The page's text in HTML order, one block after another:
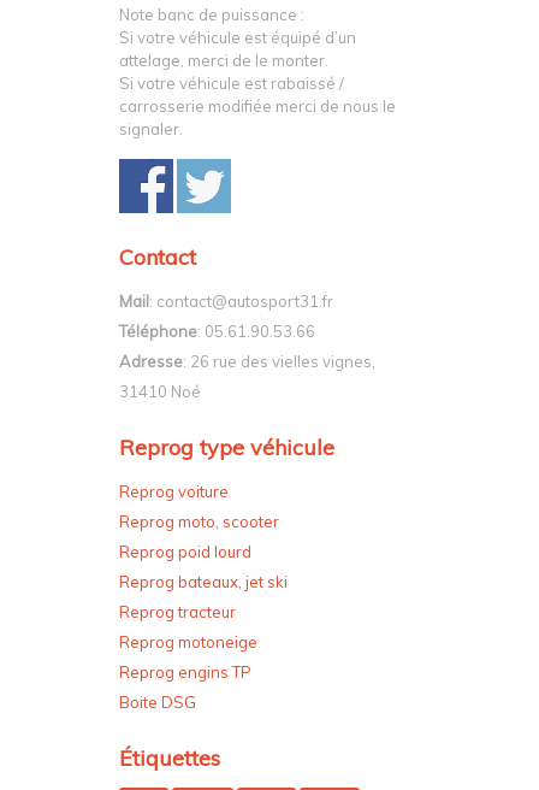
Note banc de puissance :
Si votre véhicule est équipé d’un
attelage, merci de le monter.
Si votre véhicule est rabaissé /
carrosserie modifiée merci de nous le
signaler.
Contact
Mail: contact@autosport31.fr
Téléphone: 05.61.90.53.66
Adresse: 26 rue des vielles vignes,
31410 Noé
Reprog type véhicule
Reprog voiture
Reprog moto, scooter
Reprog poid lourd
Reprog bateaux, jet ski
Reprog tracteur
Reprog motoneige
Reprog engins TP
Boite DSG
Étiquettes